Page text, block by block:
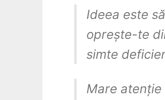
Ideea este
oprește-te
simte
Mare atenție